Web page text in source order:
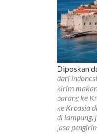
Diposkan
dari
kirim
barang ke
ke Kroasia
di lampung,
jasa